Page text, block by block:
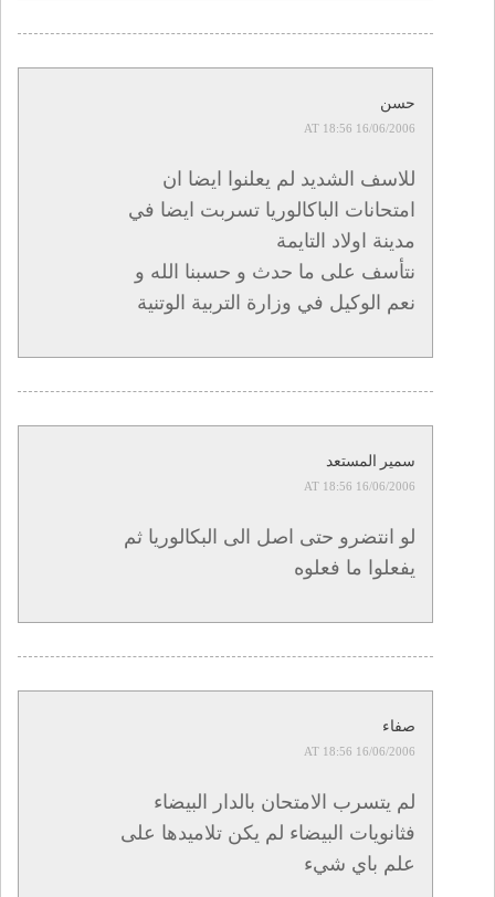
حسن
16/06/2006 AT 18:56
للاسف الشديد لم يعلنوا ايضا ان
امتحانات الباكالوريا تسربت ايضا في
مدينة اولاد التايمة
نتأسف على ما حدث و حسبنا الله و
نعم الوكيل في وزارة التربية الوتنية
سمير المستعد
16/06/2006 AT 18:56
لو انتضرو حتى اصل الى البكالوريا ثم
يفعلوا ما فعلوه
صفاء
16/06/2006 AT 18:56
لم يتسرب الامتحان بالدار البيضاء
فثانويات البيضاء لم يكن تلاميدها على
علم باي شيء